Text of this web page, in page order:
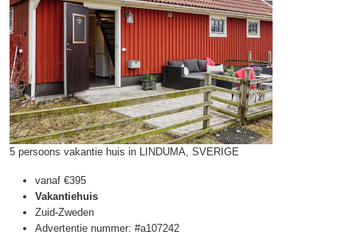
5 persoons vakantie huis in LINDUMA, SVERIGE
vanaf €395
Vakantiehuis
Zuid-Zweden
Advertentie nummer: #a107242